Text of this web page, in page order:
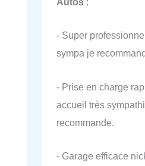
- Super
sympa je
- Prise en charge
accueil très
recommande.
- Garage efficace